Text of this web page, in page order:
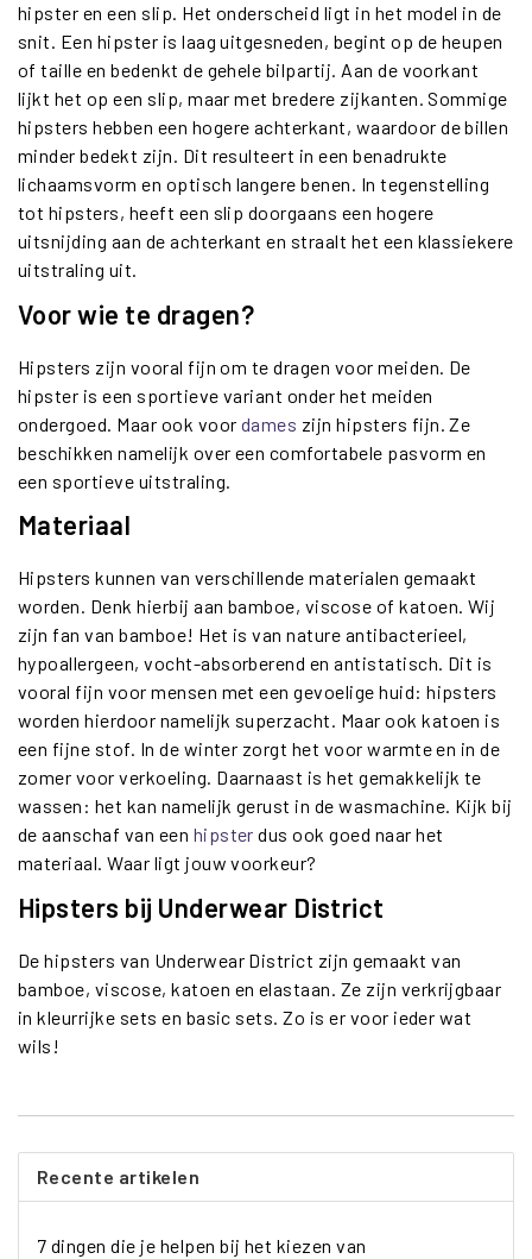
hipster en een slip. Het onderscheid ligt in het model in de
snit. Een hipster is laag uitgesneden, begint op de heupen
of taille en bedenkt de gehele bilpartij. Aan de voorkant
lijkt het op een slip, maar met bredere zijkanten. Sommige
hipsters hebben een hogere achterkant, waardoor de billen
minder bedekt zijn. Dit resulteert in een benadrukte
lichaamsvorm en optisch langere benen. In tegenstelling
tot hipsters, heeft een slip doorgaans een hogere
uitsnijding aan de achterkant en straalt het een klassiekere
uitstraling uit.
Voor wie te dragen?
Hipsters zijn vooral fijn om te dragen voor meiden. De
hipster is een sportieve variant onder het meiden
ondergoed. Maar ook voor dames zijn hipsters fijn. Ze
beschikken namelijk over een comfortabele pasvorm en
een sportieve uitstraling.
Materiaal
Hipsters kunnen van verschillende materialen gemaakt
worden. Denk hierbij aan bamboe, viscose of katoen. Wij
zijn fan van bamboe! Het is van nature antibacterieel,
hypoallergeen, vocht-absorberend en antistatisch. Dit is
vooral fijn voor mensen met een gevoelige huid: hipsters
worden hierdoor namelijk superzacht. Maar ook katoen is
een fijne stof. In de winter zorgt het voor warmte en in de
zomer voor verkoeling. Daarnaast is het gemakkelijk te
wassen: het kan namelijk gerust in de wasmachine. Kijk bij
de aanschaf van een hipster dus ook goed naar het
materiaal. Waar ligt jouw voorkeur?
Hipsters bij Underwear District
De hipsters van Underwear District zijn gemaakt van
bamboe, viscose, katoen en elastaan. Ze zijn verkrijgbaar
in kleurrijke sets en basic sets. Zo is er voor ieder wat
wils!
Recente artikelen
7 dingen die je helpen bij het kiezen van